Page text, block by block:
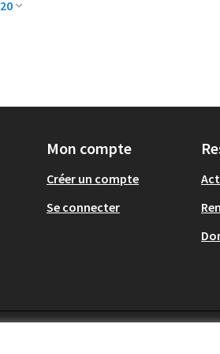
20
Mon compte
Créer un compte
Se connecter